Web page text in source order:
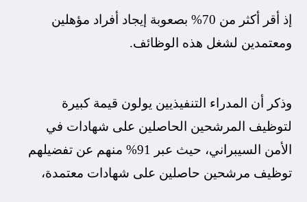
إذ أقر أكثر من 70% بصعوبة إيجاد أفراد مؤهلين
ومعتمدين لشغل هذه الوظائف.
وذكر أن المدراء التنفيذيين يولون قيمة كبيرة
لتوظيف المرشحين الحاصلين على شهادات في
الأمن السيبراني، حيث عبر 91% منهم عن تفضيلهم
توظيف مرشحين حاصلين على شهادات معتمدة،